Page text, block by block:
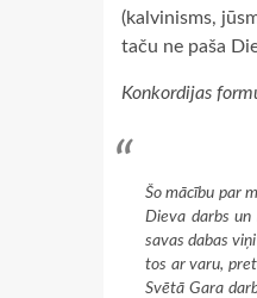
(kalvinisms,
taču ne paša
Konkordijas
Šo mācību par
Dieva darbs un
savas dabas
tos ar varu,
Svētā Gara